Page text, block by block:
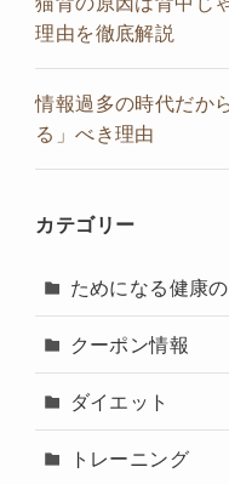
理由を徹底解説
情報過多の時代だか
る」べき理由
カテゴリー
ためになる健康
クーポン情報
ダイエット
トレーニング